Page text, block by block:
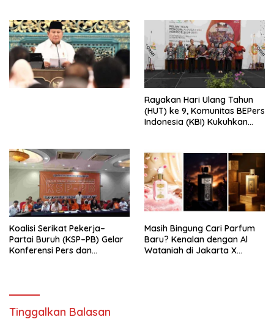
Penjajahan (Pergolakan
Ekonomi Politik Indonesia) &
Simposium Nasional “Urgensi
Undang-Undang
Perekonomian Nasional dan
Kesejahteraan Sosial dalam
Rayakan Hari Ulang Tahun
(HUT) ke 9, Komunitas BEPers
Indonesia (KBI) Kukuhkan
Tema: “Penguatan dan
Pengembangan Organisasi
KBI yang Berbasis Riset di
seluruh Indonesia dan
Mancanegara”.
Koalisi Serikat Pekerja–
Partai Buruh (KSP–PB) Gelar
Konferensi Pers dan
RUU Ketenagakerjaan Baru.
Masih Bingung Cari Parfum
Baru? Kenalan dengan Al
Wataniah di Jakarta X
Tinggalkan Balasan